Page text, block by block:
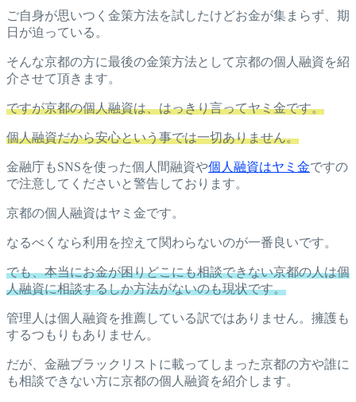
ご自身が思いつく金策方法を試したけどお金が集まらず、期
日が迫っている。
そんな京都の方に最後の金策方法として京都の個人融資を紹
介させて頂きます。
ですが京都の個人融資は、はっきり言ってヤミ金です。
個人融資だから安心という事では一切ありません。
金融庁もSNSを使った個人間融資や個人融資はヤミ金ですの
で注意してくださいと警告しております。
京都の個人融資はヤミ金です。
なるべくなら利用を控えて関わらないのが一番良いです。
でも、本当にお金が困りどこにも相談できない京都の人は個
人融資に相談するしか方法がないのも現状です。
管理人は個人融資を推薦している訳ではありません。擁護も
するつもりもありません。
だが、金融ブラックリストに載ってしまった京都の方や誰に
も相談できない方に京都の個人融資を紹介します。